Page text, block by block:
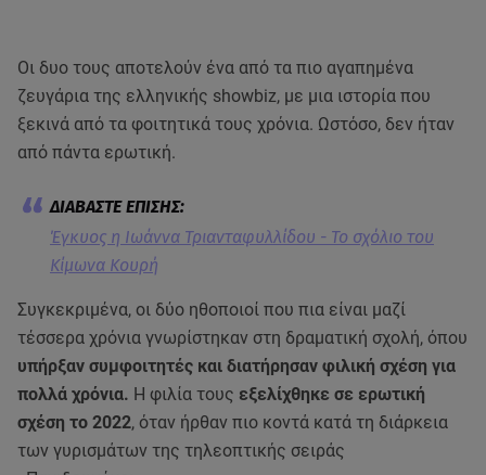
Οι δυο τους αποτελούν ένα από τα πιο αγαπημένα
ζευγάρια της ελληνικής showbiz, με μια ιστορία που
ξεκινά από τα φοιτητικά τους χρόνια. Ωστόσο, δεν ήταν
από πάντα ερωτική.
Έγκυος η Ιωάννα Τριανταφυλλίδου - Το σχόλιο του
Κίμωνα Κουρή
Συγκεκριμένα, οι δύο ηθοποιοί που πια είναι μαζί
τέσσερα χρόνια γνωρίστηκαν στη δραματική σχολή, όπου
υπήρξαν συμφοιτητές και διατήρησαν φιλική σχέση για
πολλά χρόνια. Η φιλία τους εξελίχθηκε σε ερωτική
σχέση το 2022, όταν ήρθαν πιο κοντά κατά τη διάρκεια
των γυρισμάτων της τηλεοπτικής σειράς